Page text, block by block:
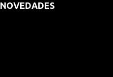
NOVEDADES